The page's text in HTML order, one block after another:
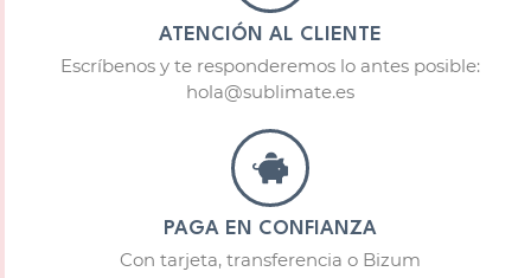
ATENCIÓN AL CLIENTE
Escríbenos y te responderemos lo antes posible:
hola@sublimate.es
PAGA EN CONFIANZA
Con tarjeta, transferencia o Bizum